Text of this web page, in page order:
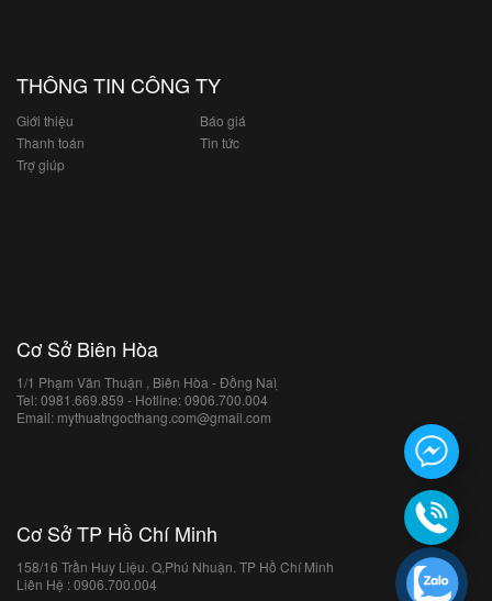
THÔNG TIN CÔNG TY
Giới thiệu
Báo giá
Thanh toán
Tin tức
Trợ giúp
Cơ Sở Biên Hòa
1/1 Phạm Văn Thuận , Biên Hòa - Đồng Naì ̣
Tel: 0981.669.859 - Hotline: 0906.700.004
Email: mythuatngocthang.com@gmail.com
Cơ Sở TP Hồ Chí Minh
158/16 Trần Huy Liệu. Q,Phú Nhuận. TP Hồ Chí Minh
Liên Hệ : 0906.700.004